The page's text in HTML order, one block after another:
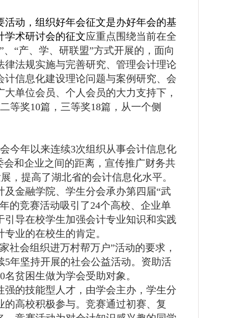
动，组织好年会征文是办好年会的基
学术研讨会的征文应重点围绕当前在全
“产、学、研联盟”方式开展的，面向
法规实施与完善研究、管理会计理论
信息化建设理论问题与案例研究、会
单位会员、个人会员的大力支持下，
等奖10篇，三等奖18篇，从一个侧
今年以来连续3次组织从事会计信息化
和企业之间的距离，宣传推广财务共
，提高了湖北省的会计信息化水平。
金融学院、学生分会承办第四届“武
的竞赛活动吸引了24个高校、企业单
导在校学生加强会计专业知识和实践
业的在校生的肯定。
社会组织进万村帮万户”活动的要求，
5年坚持开展的社会公益活动。资助活
名贫困生做为学会受助对象。
强的技能型人才，由学会主办，学生分
高校积极参与。竞赛通过初赛、复